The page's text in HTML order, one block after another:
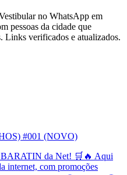
no WhatsApp em
pessoas da cidade que
Links verificados e atualizados.
#001 (NOVO)
BARATIN da Net! 🛒🔥 Aqui
internet, com promoções